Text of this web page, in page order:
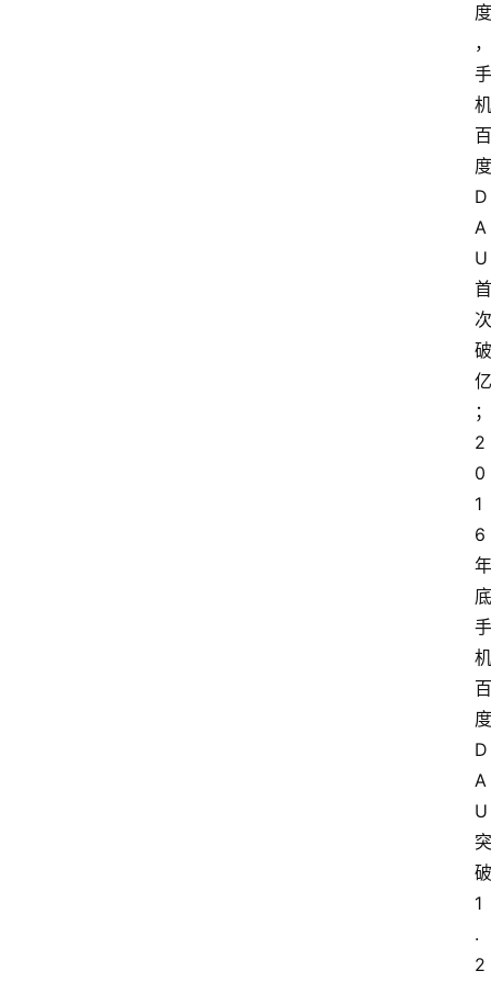
度
，
手
机
百
度
D
A
U
首
次
破
亿
；
2
0
1
6
年
底
手
机
百
度
D
A
U
突
破
1
.
2